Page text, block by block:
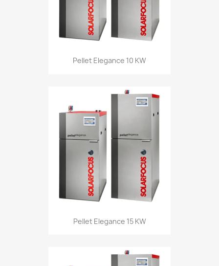
Pellet Elegance 10 KW
Pellet Elegance 15 KW